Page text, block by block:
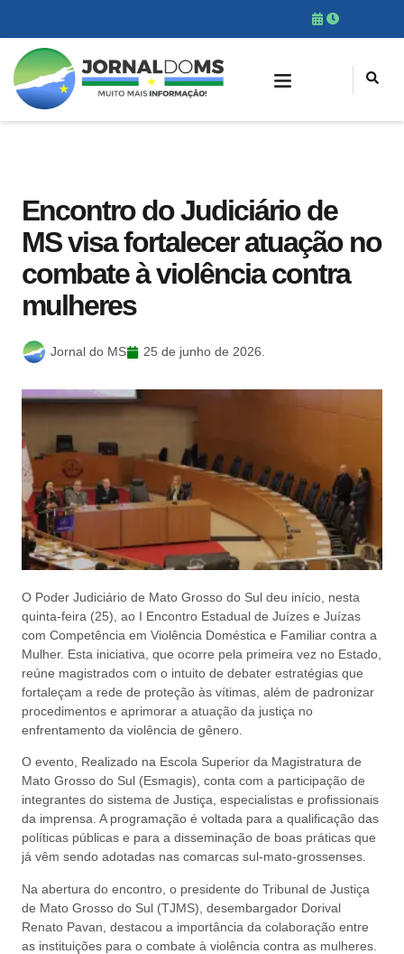
Encontro do Judiciário de
MS visa fortalecer atuação no
combate à violência contra
mulheres
Jornal do MS 25 de junho de 2026.
O Poder Judiciário de Mato Grosso do Sul deu início, nesta
quinta-feira (25), ao I Encontro Estadual de Juízes e Juízas
com Competência em Violência Doméstica e Familiar contra a
Mulher. Esta iniciativa, que ocorre pela primeira vez no Estado,
reúne magistrados com o intuito de debater estratégias que
fortaleçam a rede de proteção às vítimas, além de padronizar
procedimentos e aprimorar a atuação da justiça no
enfrentamento da violência de gênero.
O evento, Realizado na Escola Superior da Magistratura de
Mato Grosso do Sul (Esmagis), conta com a participação de
integrantes do sistema de Justiça, especialistas e profissionais
da imprensa. A programação é voltada para a qualificação das
políticas públicas e para a disseminação de boas práticas que
já vêm sendo adotadas nas comarcas sul-mato-grossenses.
Na abertura do encontro, o presidente do Tribunal de Justiça
de Mato Grosso do Sul (TJMS), desembargador Dorival
Renato Pavan, destacou a importância da colaboração entre
as instituições para o combate à violência contra as mulheres.